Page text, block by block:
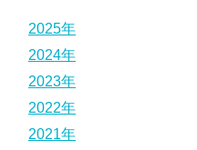
2025年
2024年
2023年
2022年
2021年